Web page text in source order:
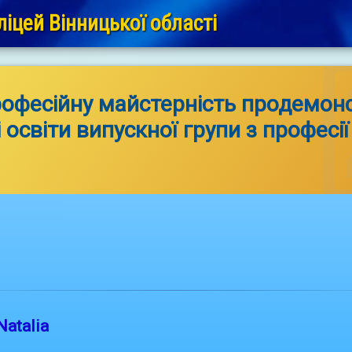
Вінницької області
майстерність
освіти випускної групи з